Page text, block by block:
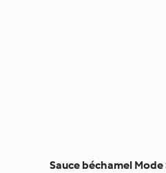
Sauce béchamel Mode